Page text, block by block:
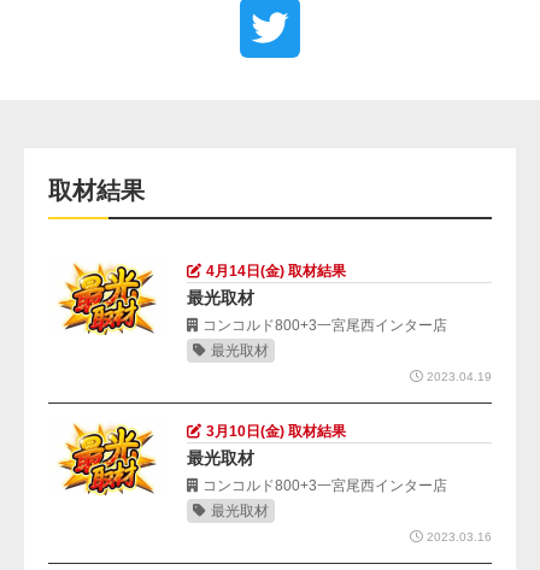
取材結果
4月14日(金) 取材結果
最光取材
コンコルド800+3一宮尾西インター店
最光取材
2023.04.19
3月10日(金) 取材結果
最光取材
コンコルド800+3一宮尾西インター店
最光取材
2023.03.16